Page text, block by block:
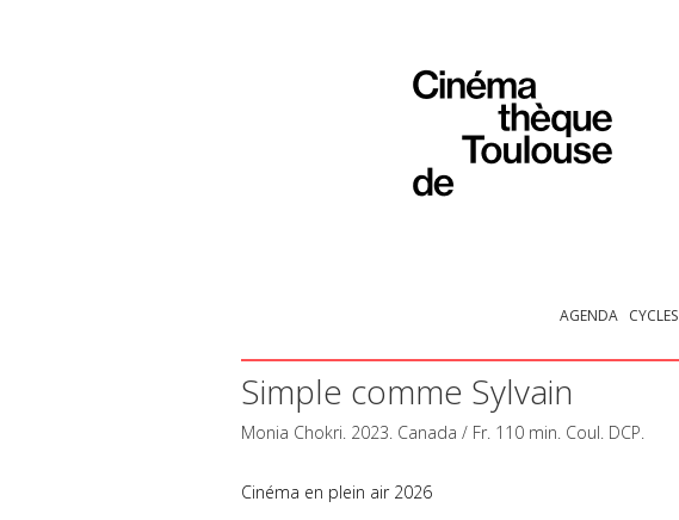
AGENDA CYCLES
Simple comme Sylvain
Monia Chokri. 2023. Canada / Fr. 110 min. Coul. DCP.
Cinéma en plein air 2026